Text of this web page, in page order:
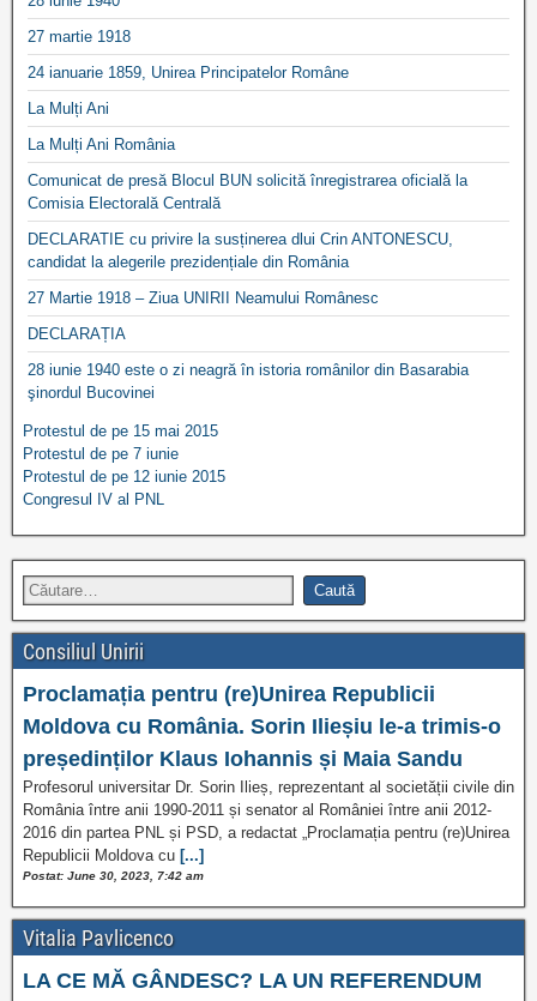
27 martie 1918
24 ianuarie 1859, Unirea Principatelor Române
La Mulți Ani
La Mulți Ani România
Comunicat de presă Blocul BUN solicită înregistrarea oficială la
Comisia Electorală Centrală
DECLARATIE cu privire la susținerea dlui Crin ANTONESCU,
candidat la alegerile prezidențiale din România
27 Martie 1918 – Ziua UNIRII Neamului Românesc
DECLARAȚIA
28 iunie 1940 este o zi neagră în istoria românilor din Basarabia
şinordul Bucovinei
Protestul de pe 15 mai 2015
Protestul de pe 7 iunie
Protestul de pe 12 iunie 2015
Congresul IV al PNL
Consiliul Unirii
Proclamația pentru (re)Unirea Republicii
Moldova cu România. Sorin Ilieșiu le-a trimis-o
președinților Klaus Iohannis și Maia Sandu
Profesorul universitar Dr. Sorin Ilieș, reprezentant al societății civile din
România între anii 1990-2011 și senator al României între anii 2012-
2016 din partea PNL și PSD, a redactat „Proclamația pentru (re)Unirea
Republicii Moldova cu [...]
Postat: June 30, 2023, 7:42 am
Vitalia Pavlicenco
LA CE MĂ GÂNDESC? LA UN REFERENDUM